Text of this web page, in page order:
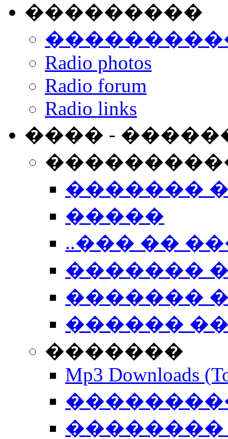
���������
Radio photos
Radio forum
Radio links
���� -
�������
�����
..��� ��
�������
�������
������
�������
Mp3 Downloads
��������